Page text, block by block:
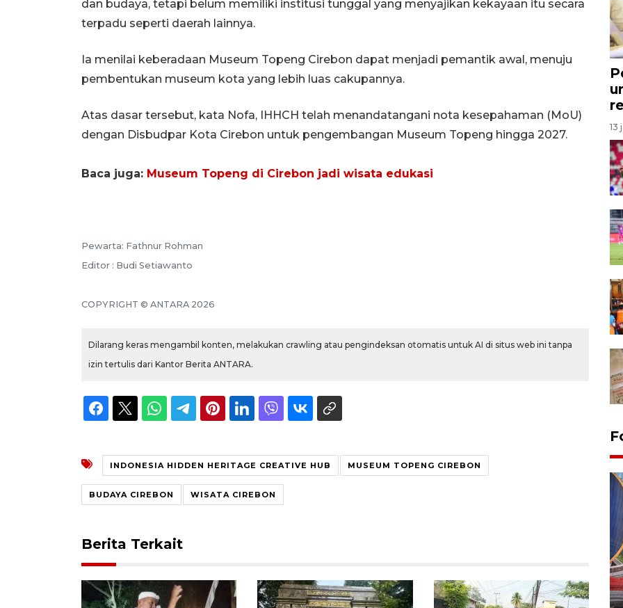
dan budaya, tetapi belum memiliki institusi tunggal yang menyajikan kekayaan itu secara
terpadu seperti daerah lainnya.
Ia menilai keberadaan Museum Topeng Cirebon dapat menjadi pemantik awal, menuju
pembentukan museum kota yang lebih luas cakupannya.
Atas dasar tersebut, kata Nofa, IHHCH telah menandatangani nota kesepahaman (MoU)
dengan Disbudpar Kota Cirebon untuk pengembangan Museum Topeng hingga 2027.
Baca juga: Museum Topeng di Cirebon jadi wisata edukasi
Pewarta: Fathnur Rohman
Editor : Budi Setiawanto
COPYRIGHT © ANTARA 2026
Dilarang keras mengambil konten, melakukan crawling atau pengindeksan otomatis untuk AI di situs web ini tanpa
izin tertulis dari Kantor Berita ANTARA.
INDONESIA HIDDEN HERITAGE CREATIVE HUB MUSEUM TOPENG CIREBON
BUDAYA CIREBON WISATA CIREBON
Berita Terkait
13
perlintasan sebidang di
Stasiun Bogor